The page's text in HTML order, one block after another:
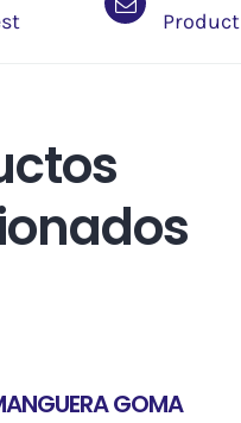
Product
GOMA